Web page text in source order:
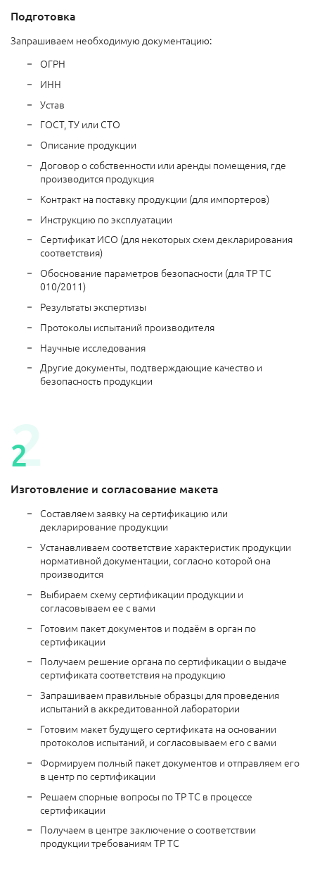
Подготовка
Запрашиваем необходимую документацию:
ОГРН
ИНН
Устав
ГОСТ, ТУ или СТО
Описание продукции
Договор о собственности или аренды помещения, где
производится продукция
Контракт на поставку продукции (для импортеров)
Инструкцию по эксплуатации
Сертификат ИСО (для некоторых схем декларирования
соответствия)
Обоснование параметров безопасности (для ТР ТС
010/2011)
Результаты экспертизы
Протоколы испытаний производителя
Научные исследования
Другие документы, подтверждающие качество и
безопасность продукции
Изготовление и согласование макета
Составляем заявку на сертификацию или
декларирование продукции
Устанавливаем соответствие характеристик продукции
нормативной документации, согласно которой она
производится
Выбираем схему сертификации продукции и
согласовываем ее с вами
Готовим пакет документов и подаём в орган по
сертификации
Получаем решение органа по сертификации о выдаче
сертификата соответствия на продукцию
Запрашиваем правильные образцы для проведения
испытаний в аккредитованной лаборатории
Готовим макет будущего сертификата на основании
протоколов испытаний, и согласовываем его с вами
Формируем полный пакет документов и отправляем его
в центр по сертификации
Решаем спорные вопросы по ТР ТС в процессе
сертификации
Получаем в центре заключение о соответствии
продукции требованиям ТР ТС